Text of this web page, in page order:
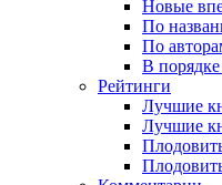
Новые
По
По
В
Рейтинги
Лучшие
Лучшие